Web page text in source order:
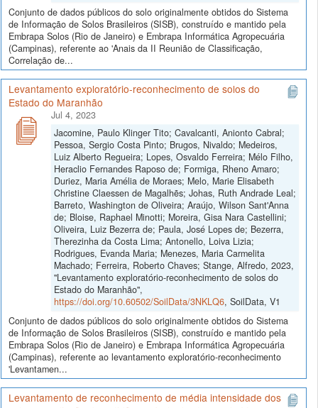
Conjunto de dados públicos do solo originalmente obtidos do Sistema
de Informação de Solos Brasileiros (SISB), construído e mantido pela
Embrapa Solos (Rio de Janeiro) e Embrapa Informática Agropecuária
(Campinas), referente ao 'Anais da II Reunião de Classificação,
Correlação de...
Levantamento exploratório-reconhecimento de solos do
Estado do Maranhão
Jul 4, 2023
Jacomine, Paulo Klinger Tito; Cavalcanti, Anionto Cabral;
Pessoa, Sergio Costa Pinto; Brugos, Nivaldo; Medeiros,
Luiz Alberto Regueira; Lopes, Osvaldo Ferreira; Mélo Filho,
Heraclio Fernandes Raposo de; Formiga, Rheno Amaro;
Duriez, Maria Amélia de Moraes; Melo, Marie Elisabeth
Christine Claessen de Magalhẽs; Johas, Ruth Andrade Leal;
Barreto, Washington de Oliveira; Araújo, Wilson Sant'Anna
de; Bloise, Raphael Minotti; Moreira, Gisa Nara Castellini;
Oliveira, Luiz Bezerra de; Paula, José Lopes de; Bezerra,
Therezinha da Costa Lima; Antonello, Loiva Lizia;
Rodrigues, Evanda Maria; Menezes, Maria Carmelita
Machado; Ferreira, Roberto Chaves; Stange, Alfredo, 2023,
"Levantamento exploratório-reconhecimento de solos do
Estado do Maranhão",
https://doi.org/10.60502/SoilData/3NKLQ6, SoilData, V1
Conjunto de dados públicos do solo originalmente obtidos do Sistema
de Informação de Solos Brasileiros (SISB), construído e mantido pela
Embrapa Solos (Rio de Janeiro) e Embrapa Informática Agropecuária
(Campinas), referente ao levantamento exploratório-reconhecimento
'Levantamen...
Levantamento de reconhecimento de média intensidade dos